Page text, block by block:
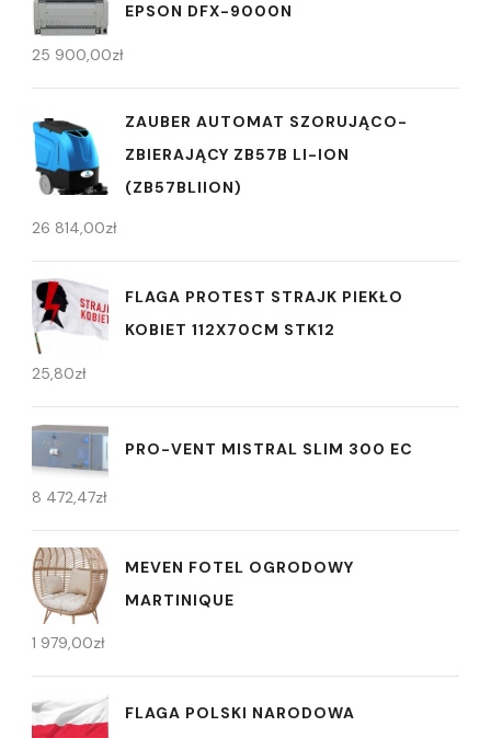
EPSON DFX-9000N
25 900,00zł
ZAUBER AUTOMAT SZORUJĄCO-
ZBIERAJĄCY ZB57B LI-ION
(ZB57BLIION)
26 814,00zł
FLAGA PROTEST STRAJK PIEKŁO
KOBIET 112X70CM STK12
25,80zł
PRO-VENT MISTRAL SLIM 300 EC
8 472,47zł
MEVEN FOTEL OGRODOWY
MARTINIQUE
1 979,00zł
FLAGA POLSKI NARODOWA